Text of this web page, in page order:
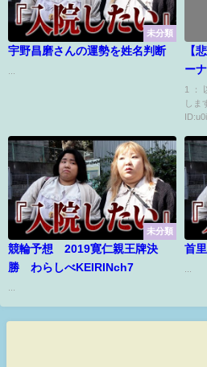
未分類
宇野昌磨さんの運勢を姓名判断
【
ー
ｗｗ
1 ：
しま
未分類
競輪予想 2019寛仁親王牌決
勝 わらしべKEIRINch7
首